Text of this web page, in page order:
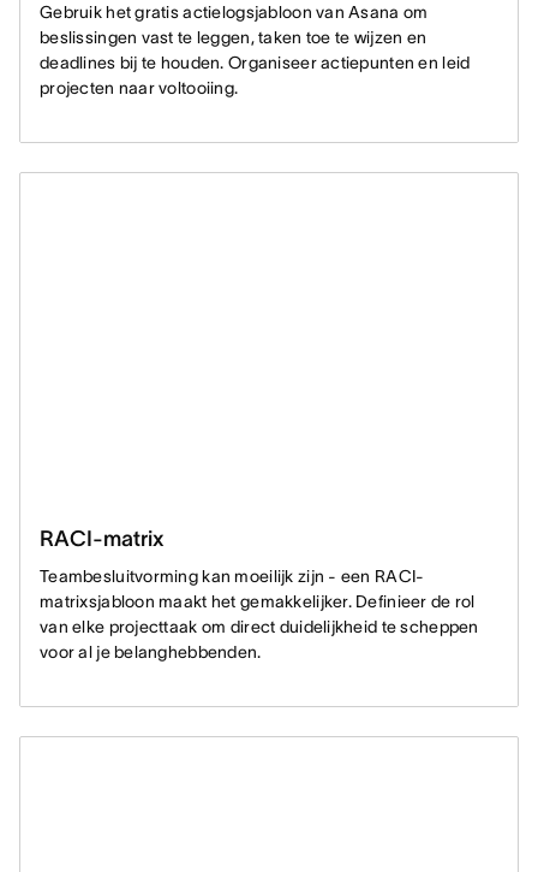
Gebruik het gratis actielogsjabloon van Asana om
beslissingen vast te leggen, taken toe te wijzen en
deadlines bij te houden. Organiseer actiepunten en leid
projecten naar voltooiing.
RACI-matrix
Teambesluitvorming kan moeilijk zijn - een RACI-
matrixsjabloon maakt het gemakkelijker. Definieer de rol
van elke projecttaak om direct duidelijkheid te scheppen
voor al je belanghebbenden.